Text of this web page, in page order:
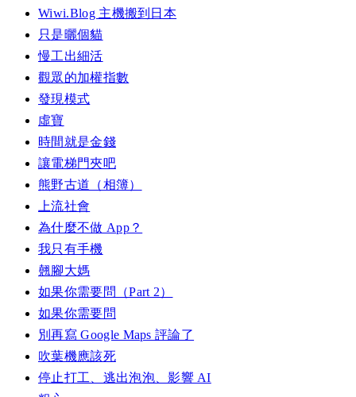
Wiwi.Blog 主機搬到日本
只是曬個貓
慢工出細活
觀眾的加權指數
發現模式
虛寶
時間就是金錢
讓電梯門夾吧
熊野古道（相簿）
上流社會
為什麼不做 App？
我只有手機
翹腳大媽
如果你需要問（Part 2）
如果你需要問
別再寫 Google Maps 評論了
吹葉機應該死
停止打工、逃出泡泡、影響 AI